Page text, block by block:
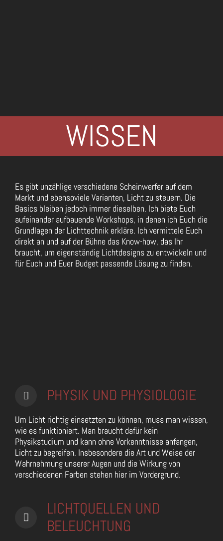
WISSEN
Es gibt unzählige verschiedene Scheinwerfer auf dem
Markt und ebensoviele Varianten, Licht zu steuern. Die
Basics bleiben jedoch immer dieselben. Ich biete Euch
aufeinander aufbauende Workshops, in denen ich Euch die
Grundlagen der Lichttechnik erkläre. Ich vermittele Euch
direkt an und auf der Bühne das Know-how, das Ihr
braucht, um eigenständig Lichtdesigns zu entwickeln und
für Euch und Euer Budget passende Lösung zu finden.
PHYSIK UND PHYSIOLOGIE
Um Licht richtig einsetzten zu können, muss man wissen,
wie es funktioniert. Man braucht dafür kein
Physikstudium und kann ohne Vorkenntnisse anfangen,
Licht zu begreifen. Insbesondere die Art und Weise der
Wahrnehmung unserer Augen und die Wirkung von
verschiedenen Farben stehen hier im Vordergrund.
LICHTQUELLEN UND
BELEUCHTUNG